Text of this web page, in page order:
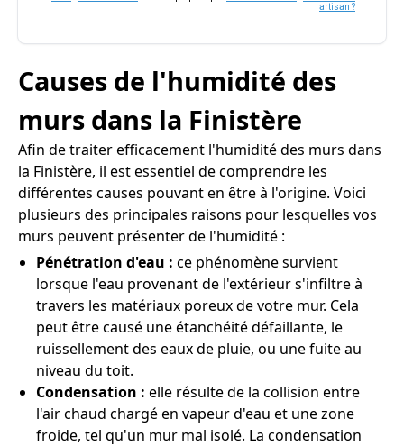
artisan ?
Causes de l'humidité des
murs dans la Finistère
Afin de traiter efficacement l'humidité des murs dans
la Finistère, il est essentiel de comprendre les
différentes causes pouvant en être à l'origine. Voici
plusieurs des principales raisons pour lesquelles vos
murs peuvent présenter de l'humidité :
Pénétration d'eau : ce phénomène survient
lorsque l'eau provenant de l'extérieur s'infiltre à
travers les matériaux poreux de votre mur. Cela
peut être causé une étanchéité défaillante, le
ruissellement des eaux de pluie, ou une fuite au
niveau du toit.
Condensation : elle résulte de la collision entre
l'air chaud chargé en vapeur d'eau et une zone
froide, tel qu'un mur mal isolé. La condensation